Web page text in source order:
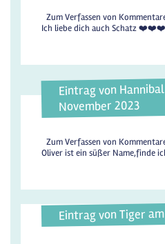
Zum Verfassen von
Ich liebe dich auch Schatz
Eintrag von
November 2023
Zum Verfassen von
Oliver ist ein süßer Name,finde
Eintrag von Tiger